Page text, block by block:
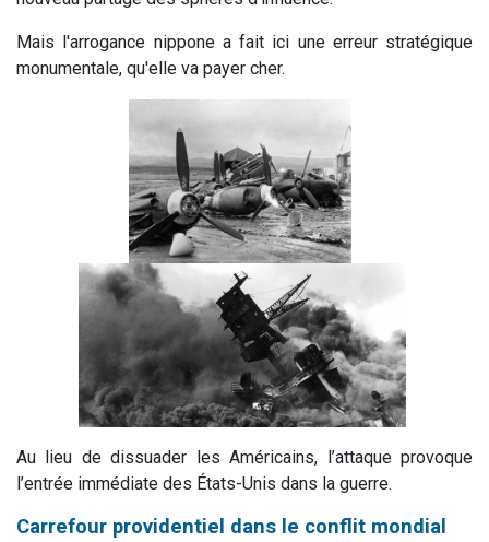
Mais l'arrogance nippone a fait ici une erreur stratégique
monumentale, qu'elle va payer cher.
Au lieu de dissuader les Américains, l’attaque provoque
l’entrée immédiate des États-Unis dans la guerre.
Carrefour providentiel dans le conflit mondial